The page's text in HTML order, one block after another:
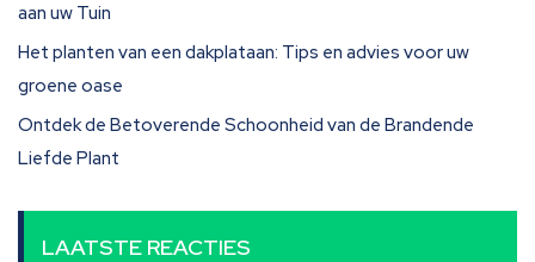
aan uw Tuin
Het planten van een dakplataan: Tips en advies voor uw
groene oase
Ontdek de Betoverende Schoonheid van de Brandende
Liefde Plant
LAATSTE REACTIES